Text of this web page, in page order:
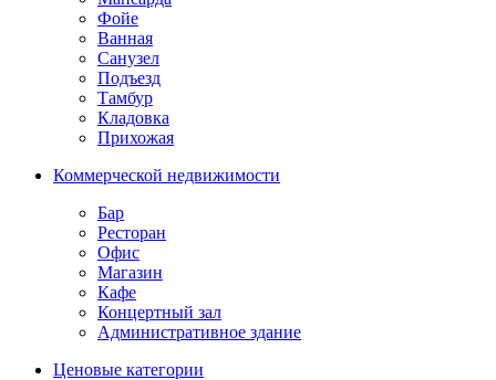
Фойе
Ванная
Санузел
Подъезд
Тамбур
Кладовка
Прихожая
Коммерческой недвижимости
Бар
Ресторан
Офис
Магазин
Кафе
Концертный зал
Административное здание
Ценовые категории